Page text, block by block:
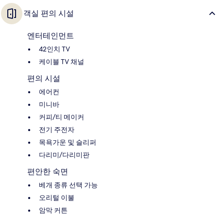
객실 편의 시설
엔터테인먼트
42인치 TV
케이블 TV 채널
편의 시설
에어컨
미니바
커피/티 메이커
전기 주전자
목욕가운 및 슬리퍼
다리미/다리미판
편안한 숙면
베개 종류 선택 가능
오리털 이불
암막 커튼